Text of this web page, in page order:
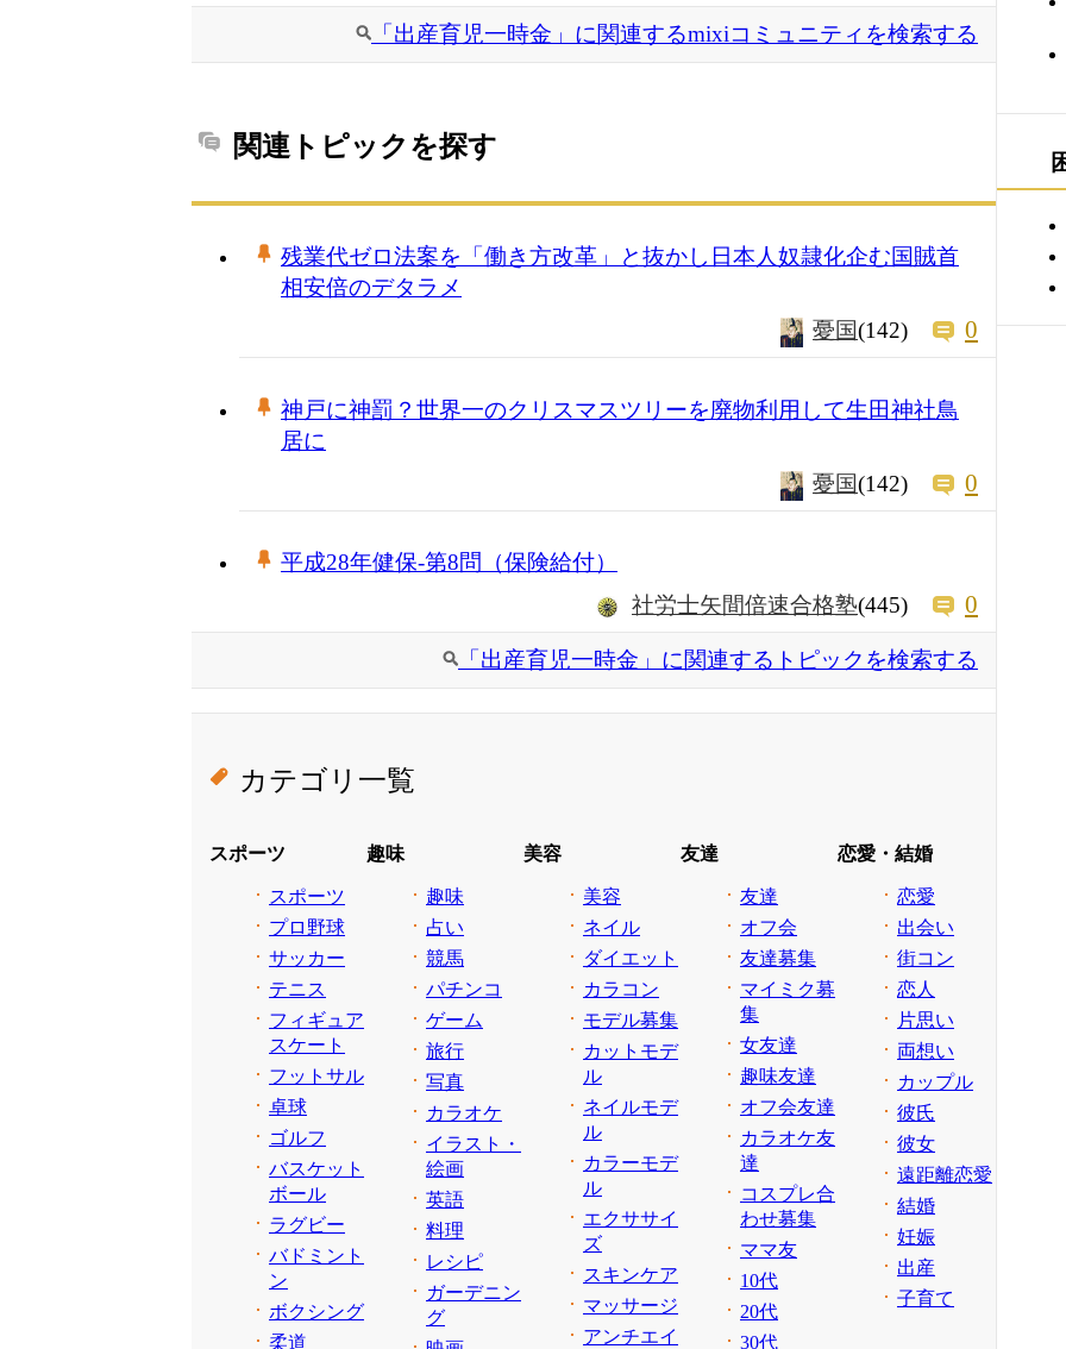
「出産育児一時金」に関連するmixiコミュニティを検索する
関連トピックを探す
残業代ゼロ法案を「働き方改革」と抜かし日本人奴隷化企む国賊首
相安倍のデタラメ
憂国(142) 0
神戸に神罰？世界一のクリスマスツリーを廃物利用して生田神社鳥
居に
憂国(142) 0
平成28年健保-第8問（保険給付）
社労士矢間倍速合格塾(445) 0
「出産育児一時金」に関連するトピックを検索する
カテゴリ一覧
スポーツ
スポーツ
プロ野球
サッカー
テニス
フィギュア
スケート
フットサル
卓球
ゴルフ
バスケット
ボール
ラグビー
バドミント
ン
ボクシング
柔道
趣味
趣味
占い
競馬
パチンコ
ゲーム
旅行
写真
カラオケ
イラスト・
絵画
英語
料理
レシピ
ガーデニン
グ
美容
美容
ネイル
ダイエット
カラコン
モデル募集
カットモデ
ル
ネイルモデ
ル
カラーモデ
ル
エクササイ
ズ
スキンケア
マッサージ
アンチエイ
友達
友達
オフ会
友達募集
マイミク募
集
女友達
趣味友達
オフ会友達
カラオケ友
達
コスプレ合
わせ募集
ママ友
10代
20代
30代
恋愛・結婚
恋愛
出会い
街コン
恋人
片思い
両想い
カップル
彼氏
彼女
遠距離恋愛
結婚
妊娠
出産
子育て